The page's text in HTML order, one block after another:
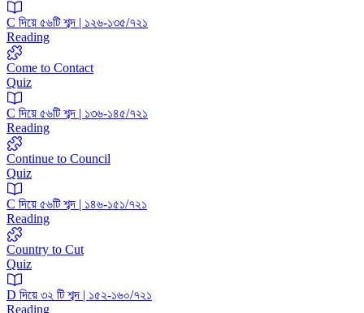
C দিয়ে ৫৬টি শব্দ | ১২৬-১৩৫/৭২১
Reading
Come to Contact
Quiz
C দিয়ে ৫৬টি শব্দ | ১৩৬-১৪৫/৭২১
Reading
Continue to Council
Quiz
C দিয়ে ৫৬টি শব্দ | ১৪৬-১৫১/৭২১
Reading
Country to Cut
Quiz
D দিয়ে ৩২ টি শব্দ | ১৫২-১৬০/৭২১
Reading